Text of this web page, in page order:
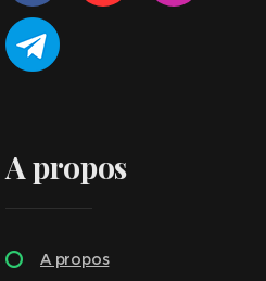
A propos
A propos